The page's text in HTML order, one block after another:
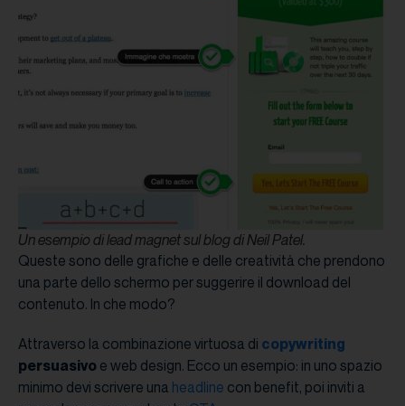
Un esempio di lead magnet sul blog di Neil Patel.
Queste sono delle grafiche e delle creatività che prendono
una parte dello schermo per suggerire il download del
contenuto. In che modo?
Attraverso la combinazione virtuosa di copywriting
persuasivo e web design. Ecco un esempio: in uno spazio
minimo devi scrivere una headline con benefit, poi inviti a